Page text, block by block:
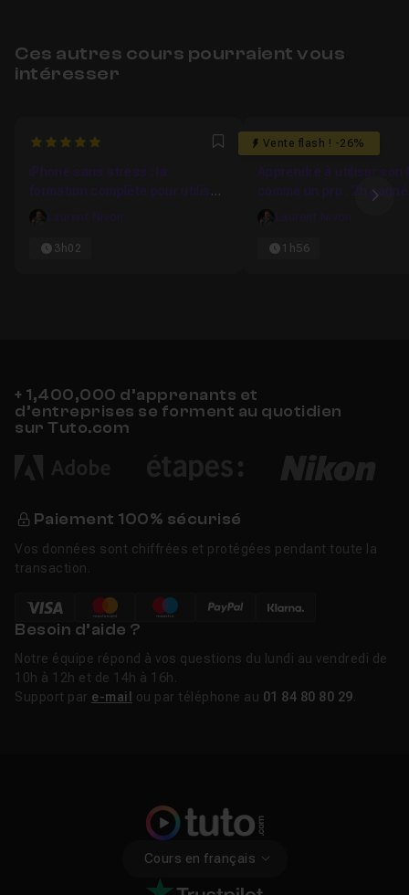
Ces autres cours pourraient vous
intéresser
5 Favori
iPhone sans stress : la
formation complète pour utiliser
votre iPhone en toute sérénité
Laurent Nivon
3h02
Vente flash ! -26%
0
Apprendre à utiliser son
comme un pro : 2h
semaine
Laurent Nivon
1h56
+ 1,400,000 d’apprenants et
d’entreprises se forment au quotidien
sur Tuto.com
Paiement 100% sécurisé
Vos données sont chiffrées et protégées pendant toute la
transaction.
Besoin d’aide ?
Notre équipe répond à vos questions du lundi au vendredi de
10h à 12h et de 14h à 16h.
Support par e-mail ou par téléphone au 01 84 80 80 29
Cours en français